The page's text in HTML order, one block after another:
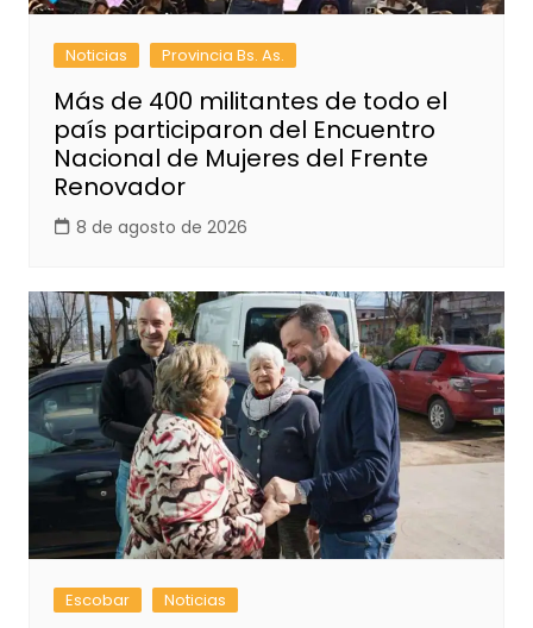
Noticias Provincia Bs. As.
Más de 400 militantes de todo el
país participaron del Encuentro
Nacional de Mujeres del Frente
Renovador
8 de agosto de 2026
Escobar Noticias